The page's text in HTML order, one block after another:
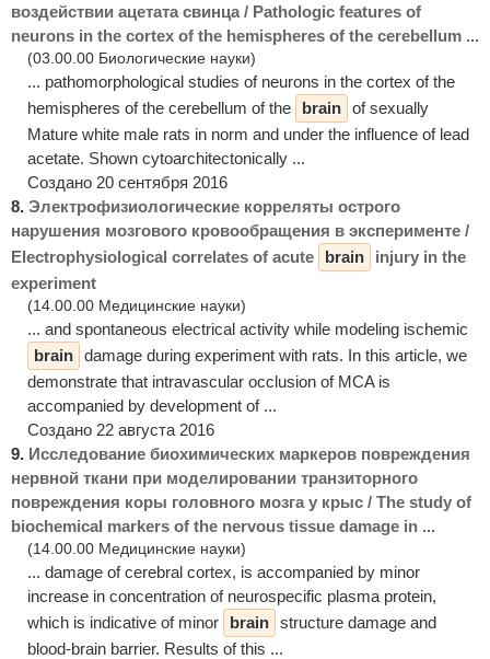
воздействии ацетата свинца / Pathologic features of
neurons in the cortex of the hemispheres of the cerebellum ...
(03.00.00 Биологические науки)
... pathomorphological studies of neurons in the cortex of the
hemispheres of the cerebellum of the
brain of sexually
Mature white male rats in norm and under the influence of lead
acetate. Shown cytoarchitectonically ...
Создано 20 сентября 2016
8. Электрофизиологические корреляты острого
нарушения мозгового кровообращения в эксперименте /
Electrophysiological correlates of acute
brain
injury in the
experiment
(14.00.00 Медицинские науки)
... and spontaneous electrical activity while modeling ischemic
brain damage during experiment with rats. In this article, we
demonstrate that intravascular occlusion of MCA is
accompanied by development of ...
Создано 22 августа 2016
9. Исследование биохимических маркеров повреждения
нервной ткани при моделировании транзиторного
повреждения коры головного мозга у крыс / The study of
biochemical markers of the nervous tissue damage in ...
(14.00.00 Медицинские науки)
... damage of cerebral cortex, is accompanied by minor
increase in concentration of neurospecific plasma protein,
which is indicative of minor
brain structure damage and
blood-brain barrier. Results of this ...